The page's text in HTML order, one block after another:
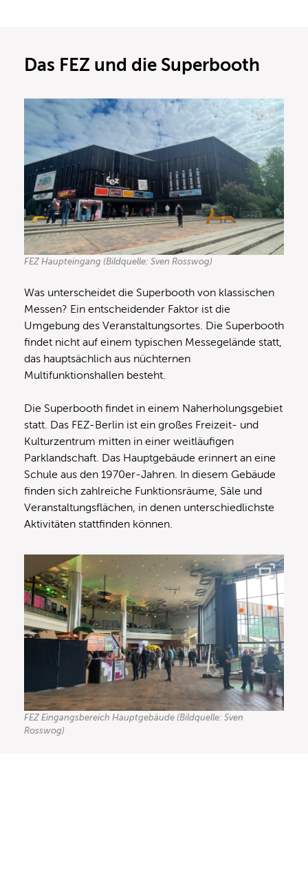
Das FEZ und die Superbooth
FEZ Haupteingang (Bildquelle: Sven Rosswog)
Was unterscheidet die Superbooth von klassischen
Messen? Ein entscheidender Faktor ist die
Umgebung des Veranstaltungsortes. Die Superbooth
findet nicht auf einem typischen Messegelände statt,
das hauptsächlich aus nüchternen
Multifunktionshallen besteht.
Die Superbooth findet in einem Naherholungsgebiet
statt. Das FEZ-Berlin ist ein großes Freizeit- und
Kulturzentrum mitten in einer weitläufigen
Parklandschaft. Das Hauptgebäude erinnert an eine
Schule aus den 1970er-Jahren. In diesem Gebäude
finden sich zahlreiche Funktionsräume, Säle und
Veranstaltungsflächen, in denen unterschiedlichste
Aktivitäten stattfinden können.
FEZ Eingangsbereich Hauptgebäude (Bildquelle: Sven
Rosswog)